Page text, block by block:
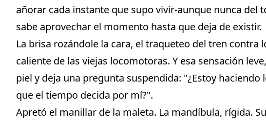
añorar cada instante que supo vivir-aunque nunca del
sabe aprovechar el momento hasta que deja de existir.
La brisa rozándole la cara, el traqueteo del tren contra
caliente de las viejas locomotoras. Y esa sensación
piel y deja una pregunta suspendida: "¿Estoy
que el tiempo decida por mí?".
Apretó el manillar de la maleta. La mandíbula, rígida.